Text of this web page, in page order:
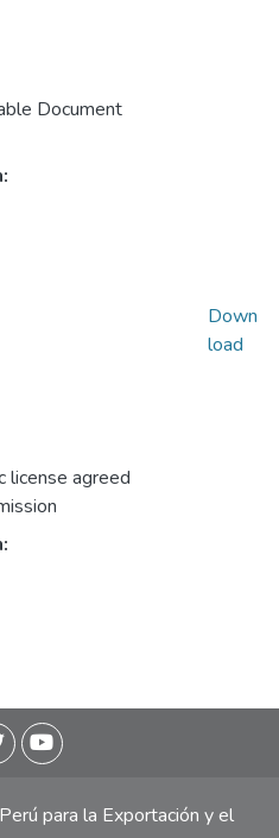
Document
license agreed
Down
load
para la Exportación y el